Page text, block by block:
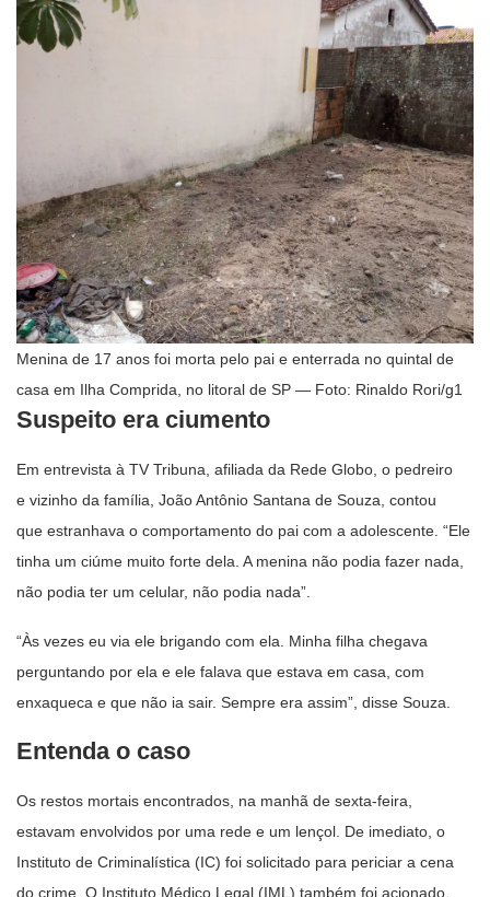
Menina de 17 anos foi morta pelo pai e enterrada no quintal de
casa em Ilha Comprida, no litoral de SP — Foto: Rinaldo Rori/g1
Suspeito era ciumento
Em entrevista à TV Tribuna, afiliada da Rede Globo, o pedreiro
e vizinho da família, João Antônio Santana de Souza, contou
que estranhava o comportamento do pai com a adolescente. “Ele
tinha um ciúme muito forte dela. A menina não podia fazer nada,
não podia ter um celular, não podia nada”.
“Às vezes eu via ele brigando com ela. Minha filha chegava
perguntando por ela e ele falava que estava em casa, com
enxaqueca e que não ia sair. Sempre era assim”, disse Souza.
Entenda o caso
Os restos mortais encontrados, na manhã de sexta-feira,
estavam envolvidos por uma rede e um lençol. De imediato, o
Instituto de Criminalística (IC) foi solicitado para periciar a cena
do crime. O Instituto Médico Legal (IML) também foi acionado.